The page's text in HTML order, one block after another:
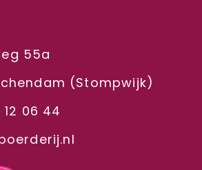
55a
(Stompwijk)
06 44